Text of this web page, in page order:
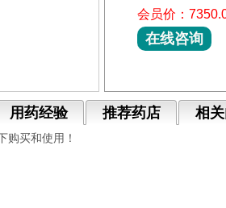
会员价：
在线咨询
用药经验 推荐药店 相
购买和使用！